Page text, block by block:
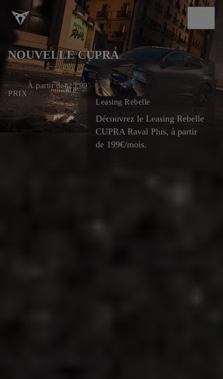
NOUVELLE CUPRA
PRIX
À partir de*25.995 €
|
LOYER
Leasing Rebelle
Découvrez le Leasing Rebelle
CUPRA Raval Plus, à partir
de 199€/mois.